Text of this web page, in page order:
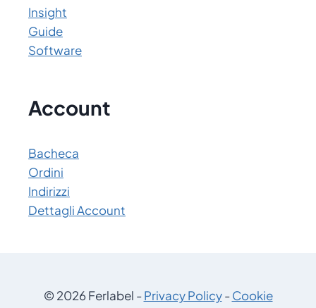
Insight
Guide
Software
Account
Bacheca
Ordini
Indirizzi
Dettagli Account
© 2026 Ferlabel -Privacy Policy-Cookie